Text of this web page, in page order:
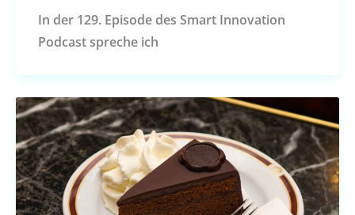
In der 129. Episode des Smart Innovation
Podcast spreche ich